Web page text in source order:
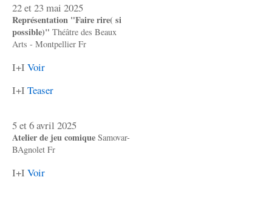
22 et 23 mai 2025
Représentation "Faire rire( si
possible)" Théâtre des Beaux
Arts - Montpellier Fr
I+I Voir
I+I Teaser
5 et 6 avril 2025
Atelier de jeu comique Samovar-
BAgnolet Fr
I+I Voir